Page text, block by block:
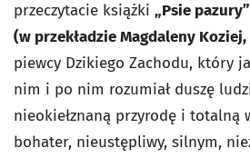
przeczytacie książki „Psie
(w przekładzie Magdaleny
piewcy Dzikiego Zachodu, który
nim i po nim rozumiał duszę
nieokiełznaną przyrodę i totalną
bohater, nieustępliwy, silnym,